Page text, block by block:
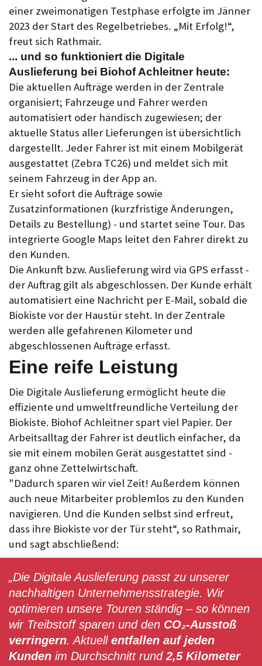
einer zweimonatigen Testphase erfolgte im Jänner
2023 der Start des Regelbetriebes. „Mit Erfolg!“,
freut sich Rathmair.
... und so funktioniert die Digitale
Auslieferung bei Biohof Achleitner heute:
Die aktuellen Aufträge werden in der Zentrale
organisiert; Fahrzeuge und Fahrer werden
automatisiert oder händisch zugewiesen; der
aktuelle Status aller Lieferungen ist übersichtlich
dargestellt. Jeder Fahrer ist mit einem Mobilgerät
ausgestattet (Zebra TC26) und meldet sich mit
seinem Fahrzeug in der App an.
Er sieht sofort die Aufträge sowie
Zusatzinformationen (kurzfristige Änderungen,
Details zu Bestellung) - und startet seine Tour. Das
integrierte Google Maps leitet den Fahrer direkt zu
den Kunden.
Die Ankunft bzw. Auslieferung wird via GPS erfasst -
der Auftrag gilt als abgeschlossen. Der Kunde erhält
automatisiert eine Nachricht per E-Mail, sobald die
Biokiste vor der Haustür steht. In der Zentrale
werden alle gefahrenen Kilometer und
abgeschlossenen Aufträge erfasst.
Eine reife Leistung
Die Digitale Auslieferung ermöglicht heute die
effiziente und umweltfreundliche Verteilung der
Biokiste. Biohof Achleitner spart viel Papier. Der
Arbeitsalltag der Fahrer ist deutlich einfacher, da
sie mit einem mobilen Gerät ausgestattet sind -
ganz ohne Zettelwirtschaft.
"Dadurch sparen wir viel Zeit! Außerdem können
auch neue Mitarbeiter problemlos zu den Kunden
navigieren. Und die Kunden selbst sind erfreut,
dass ihre Biokiste vor der Tür steht“, so Rathmair,
und sagt abschließend:
„Die Digitale Auslieferung passt zu unserer
nachhaltigen Unternehmensstrategie. Wir
optimieren unsere Touren ständig – so können
wir Treibstoff sparen und den CO₂-Ausstoß
verringern. Aktuell entfallen auf jeden
Kunden im Durchschnitt rund 2,5 Kilometer